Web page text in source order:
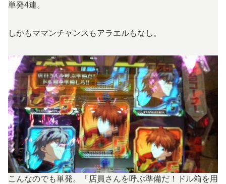
単発4連。
しかもママンチャンスもアラエルもなし。
こんなのでも単発。「店員さんを呼ぶ準備だ！ドル箱を用